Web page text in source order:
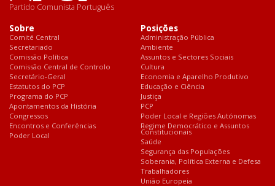
Partido Comunista Português
Sobre
Comité Central
Secretariado
Comissão Política
Comissão Central de Controlo
Secretário-Geral
Estatutos do PCP
Programa do PCP
Apontamentos da História
Congressos
Encontros e Conferências
Poder Local
Posições
Administração Pública
Ambiente
Assuntos e Sectores Sociais
Cultura
Economia e Aparelho Produtivo
Educação e Ciência
Justiça
PCP
Poder Local e Regiões Autónomas
Regime Democrático e Assuntos
Constitucionais
Saúde
Segurança das Populações
Soberania, Política Externa e Defesa
Trabalhadores
União Europeia